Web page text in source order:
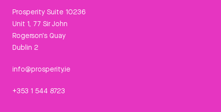
Prosperity Suite 10236
Unit 1, 77 Sir John
Rogerson's Quay
Dublin 2
info@prosperity.ie
+353 1 544 8723